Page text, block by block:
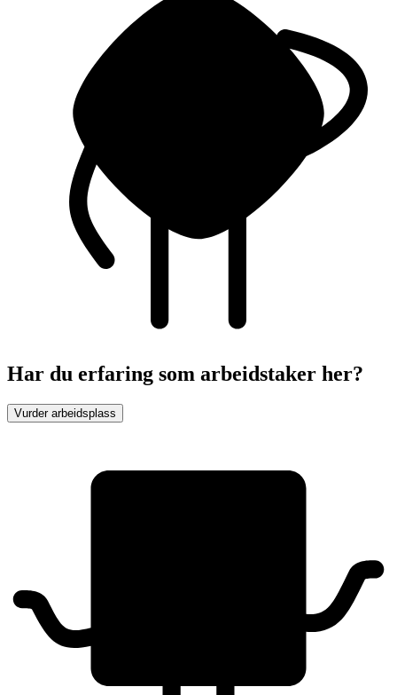
Har du erfaring som arbeidstaker her?
Vurder arbeidsplass